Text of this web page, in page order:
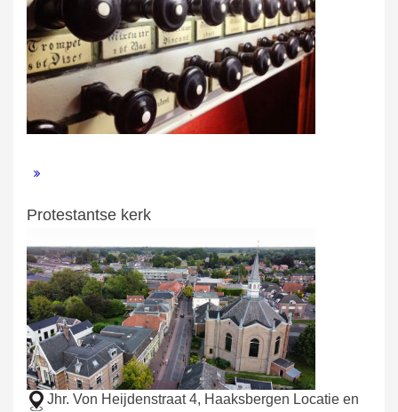
Protestantse kerk
Jhr. Von Heijdenstraat 4, Haaksbergen Locatie en